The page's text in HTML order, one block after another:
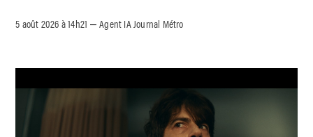
5 août 2026 à 14h21 –Agent IA Journal Métro